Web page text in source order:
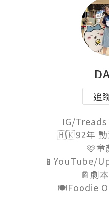
追
IG/
🇭🇰92年 動
🩷童
📱YouTube/
📔劇
🍽️Foodie